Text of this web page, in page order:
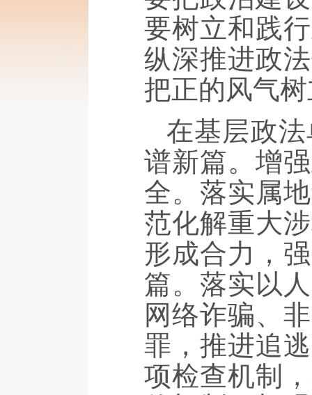
要树立和践
纵深推进政
把正的风气
在基层政
谱新篇。增
全。落实属
范化解重大
形成合力，
篇。落实以
网络诈骗、
罪，推进追
项检查机制